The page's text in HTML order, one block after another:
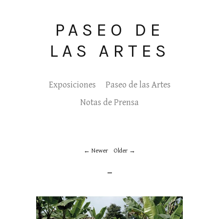
PASEO DE
LAS ARTES
Exposiciones
Paseo de las Artes
Notas de Prensa
Newer Older
_